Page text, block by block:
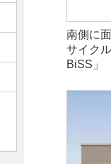
南側に
サイク
BiSS」